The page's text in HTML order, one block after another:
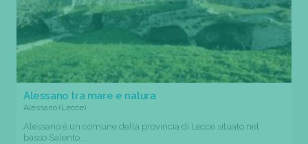
Alessano tra mare e natura
Alessano (Lecce)
Alessano è un comune della provincia di Lecce situato nel
basso Salento....